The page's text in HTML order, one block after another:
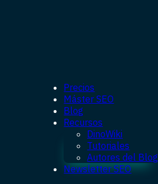
Precios
Máster SEO
Blog
Recursos
DinoWiki
Tutoriales
Autores del Blog
Newsletter SEO